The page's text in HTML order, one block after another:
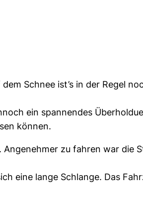
Schnee ist’s in der Regel
ein spannendes
können.
zu fahren war die
eine lange Schlange. Das